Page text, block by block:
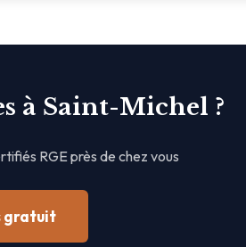
à Saint-Michel ?
RGE près de chez vous
gratuit